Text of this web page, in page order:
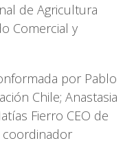
de Agricultura
Comercial y
por Pablo
Chile; Anastasia
Fierro CEO de
coordinador